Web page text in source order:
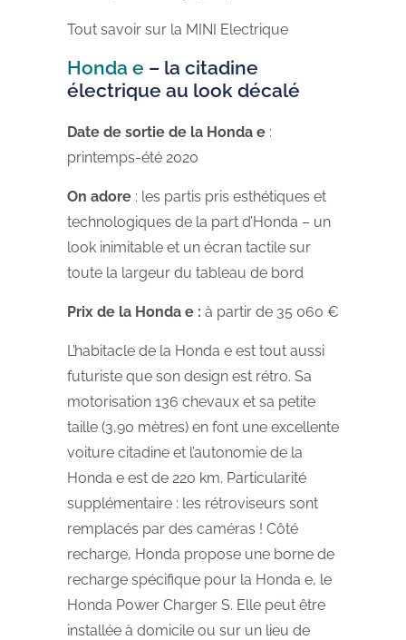
Tout savoir sur la MINI Electrique
Honda e – la citadine
électrique au look décalé
Date de sortie de la Honda e :
printemps-été 2020
On adore : les partis pris esthétiques et
technologiques de la part d’Honda – un
look inimitable et un écran tactile sur
toute la largeur du tableau de bord
Prix de la Honda e : à partir de 35 060 €
L’habitacle de la Honda e est tout aussi
futuriste que son design est rétro. Sa
motorisation 136 chevaux et sa petite
taille (3,90 mètres) en font une excellente
voiture citadine et l’autonomie de la
Honda e est de 220 km. Particularité
supplémentaire : les rétroviseurs sont
remplacés par des caméras ! Côté
recharge, Honda propose une borne de
recharge spécifique pour la Honda e, le
Honda Power Charger S. Elle peut être
installée à domicile ou sur un lieu de